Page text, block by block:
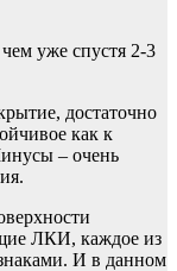
уже спустя 2-3
достаточно
как к
– очень
ЛКИ, каждое из
И в данном